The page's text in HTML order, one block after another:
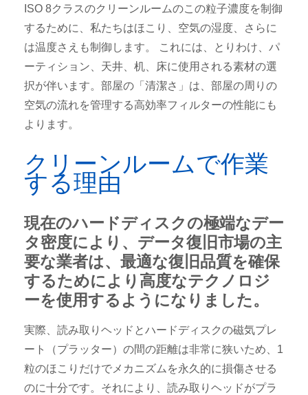
ISO 8クラスのクリーンルームのこの粒子濃度を制御
するために、私たちはほこり、空気の湿度、さらに
は温度さえも制御します。 これには、とりわけ、パ
ーティション、天井、机、床に使用される素材の選
択が伴います。部屋の「清潔さ」は、部屋の周りの
空気の流れを管理する高効率フィルターの性能にも
よります。
クリーンルームで作業
する理由
現在のハードディスクの極端なデー
タ密度により、データ復旧市場の主
要な業者は、最適な復旧品質を確保
するためにより高度なテクノロジ
ーを使用するようになりました。
実際、読み取りヘッドとハードディスクの磁気プレ
ート（プラッター）の間の距離は非常に狭いため、1
粒のほこりだけでメカニズムを永久的に損傷させる
のに十分です。それにより、読み取りヘッドがプラ